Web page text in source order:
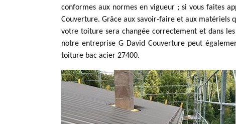
conformes aux normes en vigueur ; si vous faites
Couverture. Grâce aux savoir-faire et aux matériels
votre toiture sera changée correctement et dans
notre entreprise G David Couverture peut
toiture bac acier 27400.